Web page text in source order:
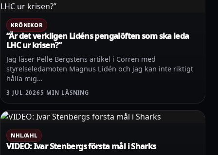
KRÖNIKOR
”Är det verkligen Lidéns pengalöften som ska leda
LHC ur krisen?”
Jag läser Pelle Bergstens artikel i Corren med
styrelseledamoten Magnus Lidén och jag kan inte riktigt
hålla mig…
3 JUL 20265 MIN LÄSNING
NHL/AHL
VIDEO: Ivar Stenbergs första mål i Sharks